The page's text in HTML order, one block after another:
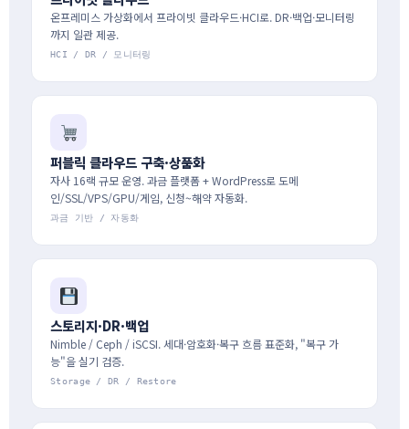
온프레미스 가상화에서 프라이빗 클라우드·HCI로. DR·백업·모니터링
까지 일관 제공.
HCI / DR / 모니터링
퍼블릭 클라우드 구축·상품화
자사 16랙 규모 운영. 과금 플랫폼 + WordPress로 도메
인/SSL/VPS/GPU/게임, 신청~해약 자동화.
과금 기반 / 자동화
스토리지·DR·백업
Nimble / Ceph / iSCSI. 세대·암호화·복구 흐름 표준화, "복구 가
능"을 실기 검증.
Storage / DR / Restore